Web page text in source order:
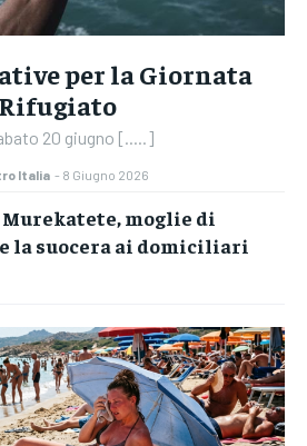
per la Giornata
20 giugno [.....]
Italia - 8 Giugno 2026
moglie di
la suocera ai domiciliari